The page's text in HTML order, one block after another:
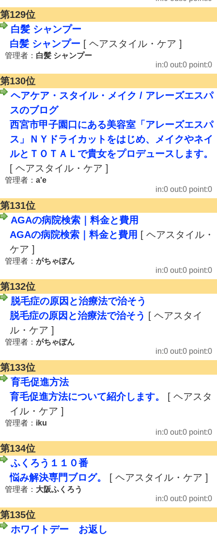
第129位
白髪 シャンプー
白髪 シャンプー [ ヘアスタイル・ケア ]
管理者： 白髪 シャンプー
in:0 out:0 point:0
第130位
ヘアケア・スタイル・メイク / アレーズエスパ
スのブログ
西宮市甲子園口にある美容室「アレーズエスパ
ス」ＮＹドライカットをはじめ、メイクやネイ
ルとＴＯＴＡＬで貴女をプロデュースします。
[ ヘアスタイル・ケア ]
管理者： a'e
in:0 out:0 point:0
第131位
AGAの病院検索｜料金と費用
AGAの病院検索｜料金と費用 [ ヘアスタイル・
ケア ]
管理者： がちゃぽん
in:0 out:0 point:0
第132位
脱毛症の原因と治療法で治そう
脱毛症の原因と治療法で治そう [ ヘアスタイ
ル・ケア ]
管理者： がちゃぽん
in:0 out:0 point:0
第133位
育毛促進方法
育毛促進方法について紹介します。
[ ヘアスタ
イル・ケア ]
管理者： iku
in:0 out:0 point:0
第134位
ふくろう１１０番
悩み解決専門ブログ。
[ ヘアスタイル・ケア ]
管理者： 大阪ふくろう
in:0 out:0 point:0
第135位
ホワイトデー お返し